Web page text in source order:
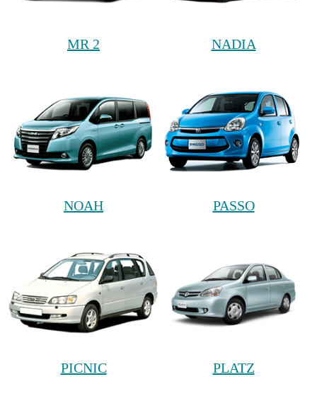
MR 2 NADIA
NOAH PASSO
PICNIC PLATZ